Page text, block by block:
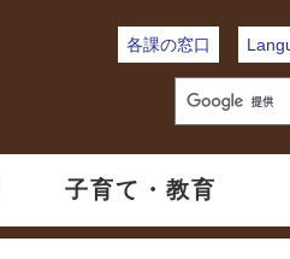
各課の窓口
子育て・教育